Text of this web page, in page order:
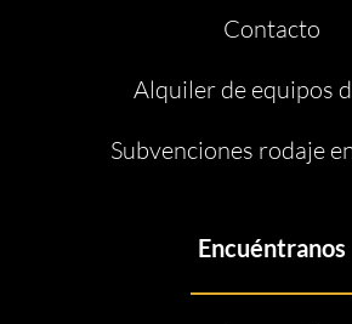
Contacto
Alquiler de equipos
Subvenciones rodaje
Encuéntranos